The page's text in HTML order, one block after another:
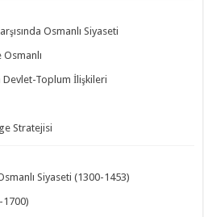
Osmanlı Siyaseti
Devlet-Toplum İlişkileri
Stratejisi
Siyaseti (1300-1453)
1700)